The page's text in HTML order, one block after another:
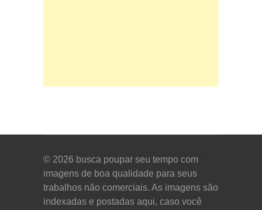
© 2026 busca poupar seu tempo com
imagens de boa qualidade para seus
trabalhos não comerciais. As imagens são
indexadas e postadas aqui, caso você